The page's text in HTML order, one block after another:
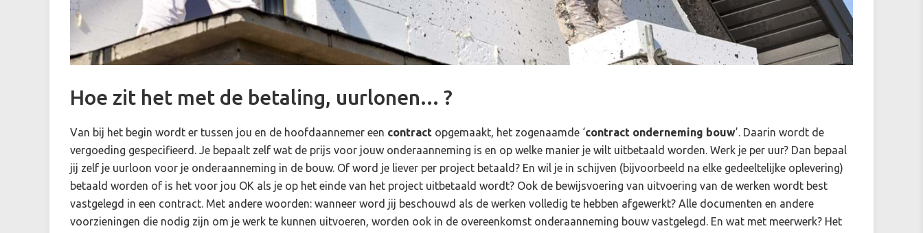
Hoe zit het met de betaling, uurlonen... ?
Van bij het begin wordt er tussen jou en de hoofdaannemer een contract opgemaakt, het zogenaamde ‘contract onderneming bouw’. Daarin wordt de
vergoeding gespecifieerd. Je bepaalt zelf wat de prijs voor jouw onderaanneming is en op welke manier je wilt uitbetaald worden. Werk je per uur? Dan bepaal
jij zelf je uurloon voor je onderaanneming in de bouw. Of word je liever per project betaald? En wil je in schijven (bijvoorbeeld na elke gedeeltelijke oplevering)
betaald worden of is het voor jou OK als je op het einde van het project uitbetaald wordt? Ook de bewijsvoering van uitvoering van de werken wordt best
vastgelegd in een contract. Met andere woorden: wanneer word jij beschouwd als de werken volledig te hebben afgewerkt? Alle documenten en andere
voorzieningen die nodig zijn om je werk te kunnen uitvoeren, worden ook in de overeenkomst onderaanneming bouw vastgelegd. En wat met meerwerk? Het